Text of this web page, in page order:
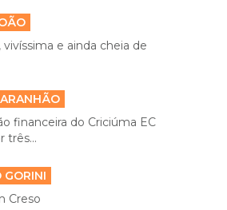
vivíssima e ainda cheia de
financeira do Criciúma EC
três...
GORINI
Creso